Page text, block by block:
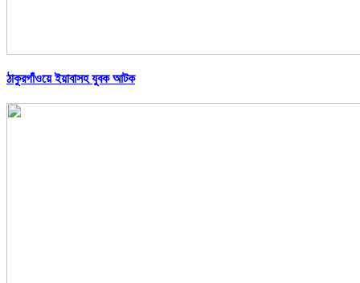
ঠাকুরগাঁওয়ে ইয়াবাসহ যুবক আটক